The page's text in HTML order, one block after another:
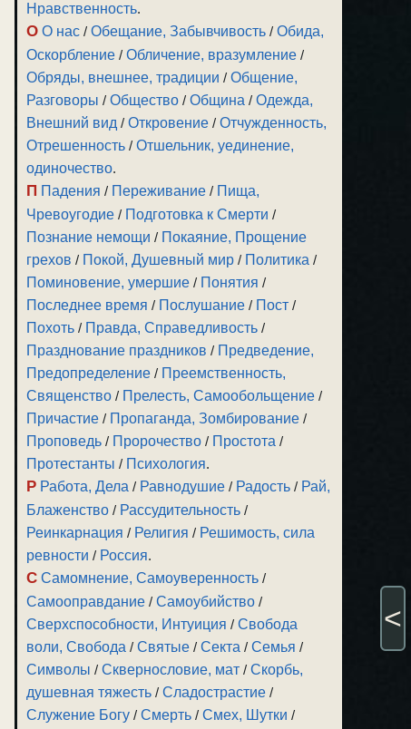
Нравственность.
О О нас /Обещание, Забывчивость /Обида,
Оскорбление /Обличение, вразумление /
Обряды, внешнее, традиции /Общение,
Разговоры /Общество /Община /Одежда,
Внешний вид /Откровение /Отчужденность,
Отрешенность /Отшельник, уединение,
одиночество.
П Падения / Переживание / Пища,
Чревоугодие / Подготовка к Смерти /
Познание немощи / Покаяние, Прощение
грехов / Покой, Душевный мир / Политика /
Поминовение, умершие / Понятия /
Последнее время / Послушание / Пост /
Похоть / Правда, Справедливость /
Празднование праздников / Предведение,
Предопределение / Преемственность,
Священство / Прелесть, Самообольщение /
Причастие / Пропаганда, Зомбирование /
Проповедь / Пророчество / Простота /
Протестанты / Психология.
Р Работа, Дела / Равнодушие / Радость / Рай,
Блаженство / Рассудительность /
Реинкарнация / Религия / Решимость, сила
ревности / Россия.
С Самомнение, Самоуверенность /
Самооправдание /Самоубийство /
Сверхспособности, Интуиция /Свобода
воли, Свобода /Святые /Секта /Семья /
Символы /Сквернословие, мат /Скорбь,
душевная тяжесть /Сладострастие /
Служение Богу /Смерть /Смех, Шутки /
<